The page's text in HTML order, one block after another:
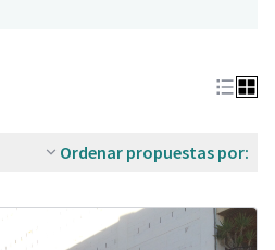
Ordenar propuestas por: